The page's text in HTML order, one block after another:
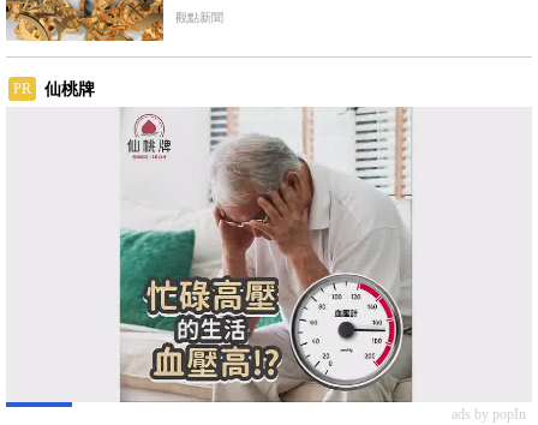
觀點新聞
PR 仙桃牌
ads by popIn